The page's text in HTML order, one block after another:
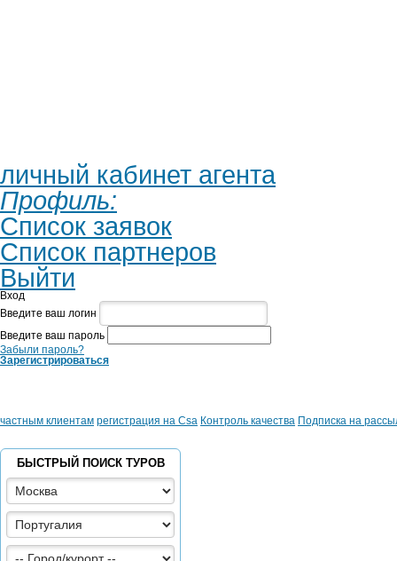
личный кабинет агента
Профиль:
Список заявок
Список партнеров
Выйти
Вход
Введите ваш логин
Введите ваш пароль
Забыли пароль?
Зарегистрироваться
частным клиентам регистрация на Csa Контроль качества Подписка на
БЫСТРЫЙ ПОИСК ТУРОВ